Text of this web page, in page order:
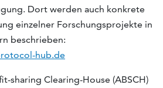
Dort werden auch konkrete
einzelner Forschungsprojekte in
beschrieben:
hub.de
sharing Clearing-House (ABSCH)